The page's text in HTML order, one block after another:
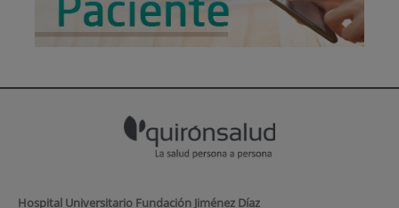
Hospital Universitario Fundación Jiménez Díaz